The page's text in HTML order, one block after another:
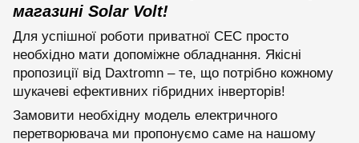
магазині Solar Volt!
Для успішної роботи приватної СЕС просто
необхідно мати допоміжне обладнання. Якісні
пропозиції від Daxtromn – те, що потрібно кожному
шукачеві ефективних гібридних інверторів!
Замовити необхідну модель електричного
перетворювача ми пропонуємо саме на нашому